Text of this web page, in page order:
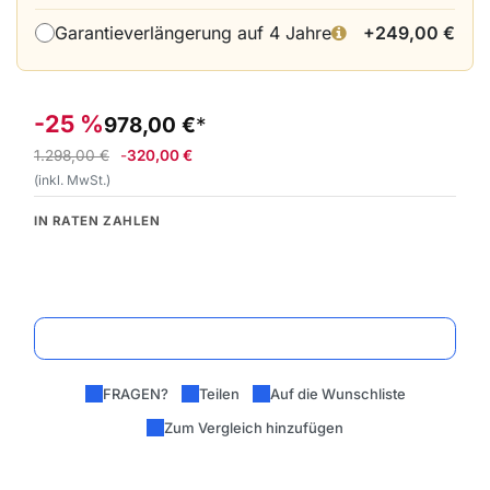
Garantieverlängerung auf 4 Jahre +249,00 €
Zum Vergleich hinzufügen
FRAGEN? Teilen Auf die Wunschliste
-25 %978,00 €
1.298,00€ -320,00€
(inkl. MwSt.)
IN RATEN ZAHLEN